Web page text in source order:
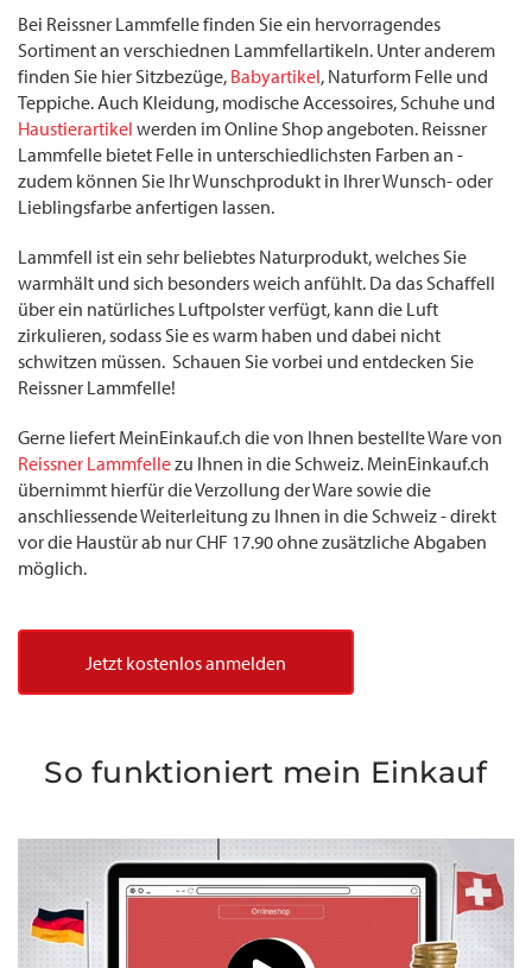
Bei Reissner Lammfelle finden Sie ein hervorragendes
Sortiment an verschiednen Lammfellartikeln. Unter anderem
finden Sie hier Sitzbezüge, Babyartikel, Naturform Felle und
Teppiche. Auch Kleidung, modische Accessoires, Schuhe und
Haustierartikel werden im Online Shop angeboten. Reissner
Lammfelle bietet Felle in unterschiedlichsten Farben an -
zudem können Sie Ihr Wunschprodukt in Ihrer Wunsch- oder
Lieblingsfarbe anfertigen lassen.
Lammfell ist ein sehr beliebtes Naturprodukt, welches Sie
warmhält und sich besonders weich anfühlt. Da das Schaffell
über ein natürliches Luftpolster verfügt, kann die Luft
zirkulieren, sodass Sie es warm haben und dabei nicht
schwitzen müssen. Schauen Sie vorbei und entdecken Sie
Reissner Lammfelle!
Gerne liefert MeinEinkauf.ch die von Ihnen bestellte Ware von
Reissner Lammfellezu Ihnen in die Schweiz. MeinEinkauf.ch
übernimmt hierfür die Verzollung der Ware sowie die
anschliessende Weiterleitung zu Ihnen in die Schweiz - direkt
vor die Haustür ab nur CHF 17.90 ohne zusätzliche Abgaben
möglich.
Jetzt kostenlos anmelden
So funktioniert mein Einkauf